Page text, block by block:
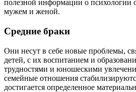
полезной информации о
мужем и женой.
Средние браки
Они несут в себе новые проблемы,
детей, с их воспитанием и
трудностями и юношескими
семейные отношения
достигается определенное